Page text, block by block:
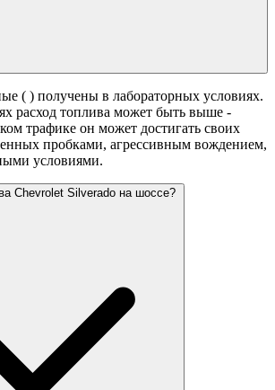
( ) получены в лабораторных условиях.
расход топлива может быть выше -
трафике он может достигать своих
пробками, агрессивным вождением,
условиями.
Chevrolet Silverado на шоссе?